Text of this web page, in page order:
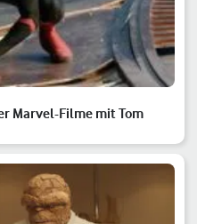
Marvel-Filme mit Tom